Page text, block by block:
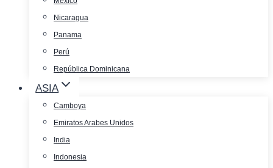
Nicaragua
Panama
Perú
República Dominicana
ASIA
Camboya
Emiratos Arabes Unidos
India
Indonesia